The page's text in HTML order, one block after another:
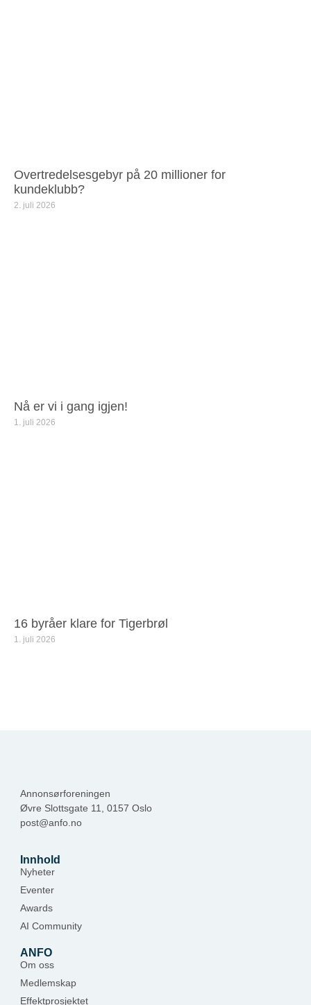
Overtredelsesgebyr på 20 millioner for
kundeklubb?
2. juli 2026
Nå er vi i gang igjen!
1. juli 2026
16 byråer klare for Tigerbrøl
1. juli 2026
Annonsørforeningen
Øvre Slottsgate 11, 0157 Oslo
post@anfo.no
Innhold
Nyheter
Eventer
Awards
AI Community
ANFO
Om oss
Medlemskap
Effektprosjektet